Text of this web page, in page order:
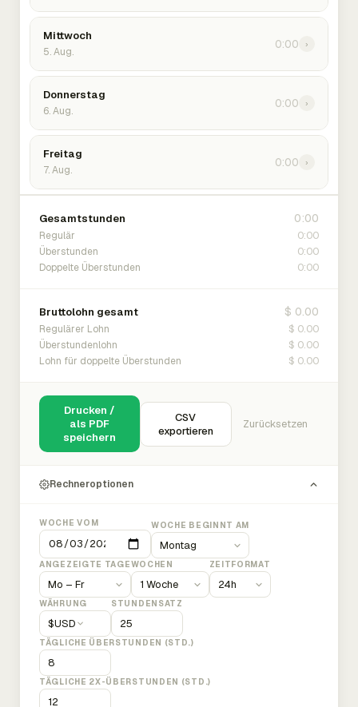
Mittwoch
5. Aug.
0:00 ›
Donnerstag
6. Aug.
0:00 ›
Freitag
7. Aug.
0:00 ›
Gesamtstunden 0:00
Regulär 0:00
Überstunden 0:00
Doppelte Überstunden 0:00
Bruttolohn gesamt $ 0.00
Regulärer Lohn $ 0.00
Überstundenlohn $ 0.00
Lohn für doppelte Überstunden $ 0.00
Drucken /
als PDF
speichern
CSV
exportieren
Zurücksetzen
Rechneroptionen
WOCHE VOM WOCHE BEGINNT AM
ANGEZEIGTE TAGEWOCHEN ZEITFORMAT
WÄHRUNG
$USD
STUNDENSATZ
TÄGLICHE ÜBERSTUNDEN (STD.)
TÄGLICHE 2X-ÜBERSTUNDEN (STD.)